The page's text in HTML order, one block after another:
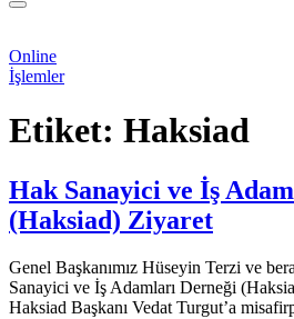
Online
İşlemler
Etiket: Haksiad
Hak Sanayici ve İş
(Haksiad) Ziyaret
Genel Başkanımız Hüseyin Terzi ve
Sanayici ve İş Adamları Derneği
Haksiad Başkanı Vedat Turgut’a